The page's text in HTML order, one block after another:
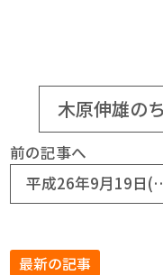
木原伸雄の
前の記事へ
平成26年9月19日
最新の記事